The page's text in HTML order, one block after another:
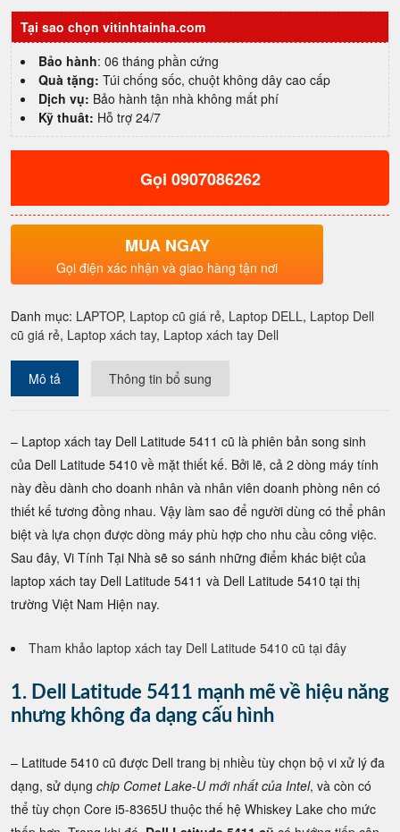
5411
xách
tay
cũ
I7
10850H|
Ram
16GB|
FHD
số
lượng
Tại sao chọn vitinhtainha.com
Bảo hành: 06 tháng phần cứng
Quà tặng: Túi chống sốc, chuột không dây cao cấp
Dịch vụ: Bảo hành tận nhà không mất phí
Kỹ thuât: Hỗ trợ 24/7
Gọi 0907086262
MUA NGAY
Gọi điện xác nhận và giao hàng tận nơi
Danh mục: LAPTOP, Laptop cũ giá rẻ, Laptop DELL, Laptop Dell
cũ giá rẻ, Laptop xách tay, Laptop xách tay Dell
Mô tả Thông tin bổ sung
– Laptop xách tay Dell Latitude 5411 cũ là phiên bản song sinh
của Dell Latitude 5410 về mặt thiết kế. Bởi lẽ, cả 2 dòng máy tính
này đều dành cho doanh nhân và nhân viên doanh phòng nên có
thiết kế tương đồng nhau. Vậy làm sao để người dùng có thể phân
biệt và lựa chọn được dòng máy phù hợp cho nhu cầu công việc.
Sau đây, Vi Tính Tại Nhà sẽ so sánh những điểm khác biệt của
laptop xách tay Dell Latitude 5411 và Dell Latitude 5410 tại thị
trường Việt Nam Hiện nay.
Tham khảo laptop xách tay Dell Latitude 5410 cũ tại đây
1. Dell Latitude 5411 mạnh mẽ về hiệu năng
nhưng không đa dạng cấu hình
– Latitude 5410 cũ được Dell trang bị nhiều tùy chọn bộ vi xử lý đa
dạng, sử dụng chip Comet Lake-U mới nhất của Intel, và còn có
thể tùy chọn Core i5-8365U thuộc thế hệ Whiskey Lake cho mức